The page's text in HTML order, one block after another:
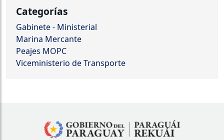
Categorías
Gabinete - Ministerial
Marina Mercante
Peajes MOPC
Viceministerio de Transporte